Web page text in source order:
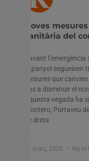
Noves
sanitària del
Davant
espanyol
mesures que
fins a disminuir el
Aquesta vegada ha
Montero, Portaveu
de drets
31 març, 2020 No hi